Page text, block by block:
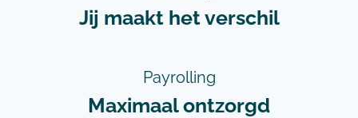
Jij maakt het verschil
Payrolling
Maximaal ontzorgd